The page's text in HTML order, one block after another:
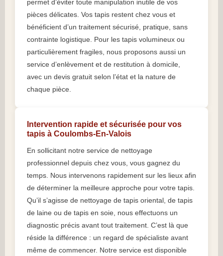
permet d’éviter toute manipulation inutile de vos
pièces délicates. Vos tapis restent chez vous et
bénéficient d’un traitement sécurisé, pratique, sans
contrainte logistique. Pour les tapis volumineux ou
particulièrement fragiles, nous proposons aussi un
service d’enlèvement et de restitution à domicile,
avec un devis gratuit selon l’état et la nature de
chaque pièce.
Intervention rapide et sécurisée pour vos
tapis à Coulombs-En-Valois
En sollicitant notre service de nettoyage
professionnel depuis chez vous, vous gagnez du
temps. Nous intervenons rapidement sur les lieux afin
de déterminer la meilleure approche pour votre tapis.
Qu’il s’agisse de nettoyage de tapis oriental, de tapis
de laine ou de tapis en soie, nous effectuons un
diagnostic précis avant tout traitement. C’est là que
réside la différence : un regard de spécialiste avant
même de commencer. Notre service est disponible